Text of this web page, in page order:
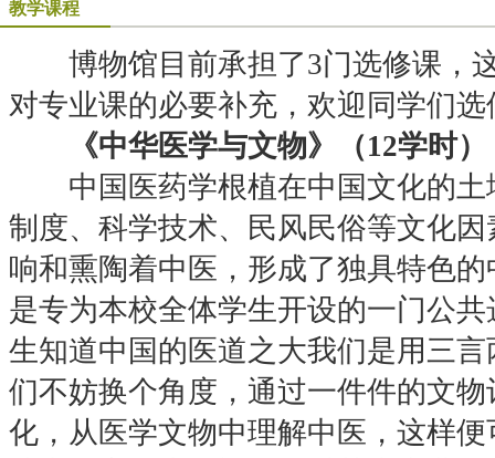
教学课程
博物馆目前承担了3门选修课，
对专业课的必要补充，欢迎同学们选
《中华医学与文物》（12学时）
中国医药学根植在中国文化的土
制度、科学技术、民风民俗等文化
响和熏陶着中医，形成了独具特色
是专为本校全体学生开设的一门公
生知道中国的医道之大我们是用三
们不妨换个角度，通过一件件的文
化，从医学文物中理解中医，这样